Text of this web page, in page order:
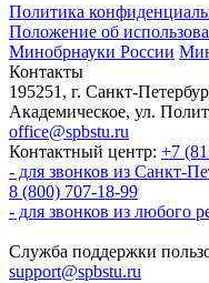
Политика
Положение об
Минобрнауки России
Контакты
195251, г. Санкт-
Академическое, ул.
office@spbstu.ru
Контактный центр: +7
- для звонков из Санкт-
8 (800) 707-18-99
- для звонков из любого
Служба поддержки
support@spbstu.ru